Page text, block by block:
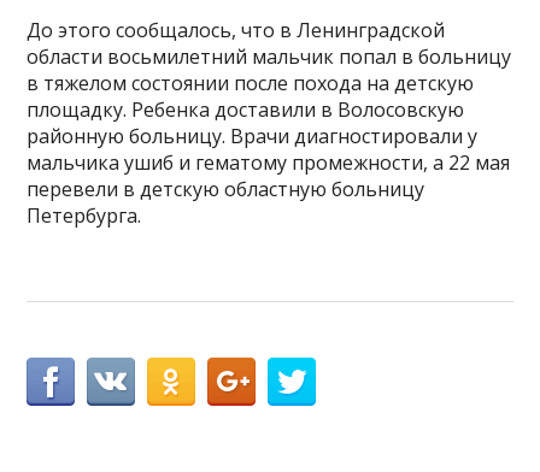
До этого сообщалось, что в Ленинградской
области восьмилетний мальчик попал в больницу
в тяжелом состоянии после похода на детскую
площадку. Ребенка доставили в Волосовскую
районную больницу. Врачи диагностировали у
мальчика ушиб и гематому промежности, а 22 мая
перевели в детскую областную больницу
Петербурга.